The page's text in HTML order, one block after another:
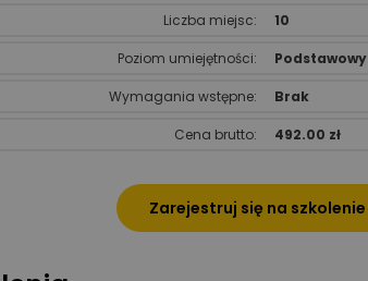
Liczba miejsc: 10
Poziom umiejętności: Podstawowy
Wymagania wstępne: Brak
Cena brutto: 492.00 zł
Zarejestruj się na szkolenie